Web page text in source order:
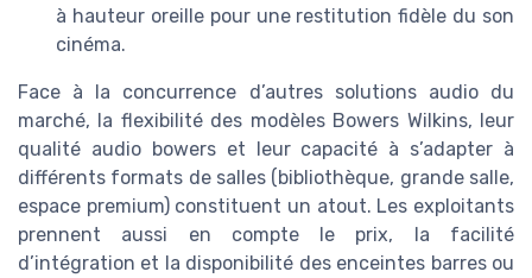
à hauteur oreille pour une restitution fidèle du son
cinéma.
Face à la concurrence d’autres solutions audio du
marché, la flexibilité des modèles Bowers Wilkins, leur
qualité audio bowers et leur capacité à s’adapter à
différents formats de salles (bibliothèque, grande salle,
espace premium) constituent un atout. Les exploitants
prennent aussi en compte le prix, la facilité
d’intégration et la disponibilité des enceintes barres ou